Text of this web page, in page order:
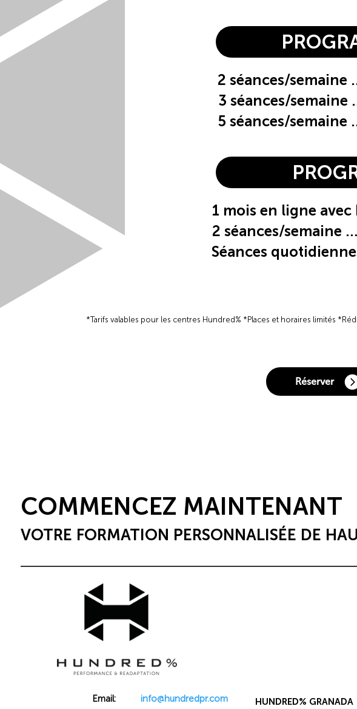
2 séances/
3 séances/
5 séances/
1 mois en ligne
2 séances/
Séances
*Tarifs valables pour les centres Hundred% *Places et horaires limités
Réserver
COMMENCEZ MAINTENANT
VOTRE FORMATION PERSONNALISÉE DE
Email:
info@hundredpr.com
HUNDRED% GRANADA